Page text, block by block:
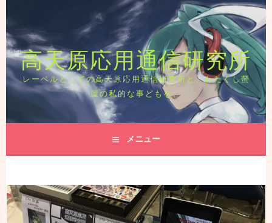
テ
ン
ツ
へ
ス
ッ
高天原応用通信研究所
レーベルとしての高天原応用通信研究所と、わたくし螢
屋の私的な事どもを。
メニュー